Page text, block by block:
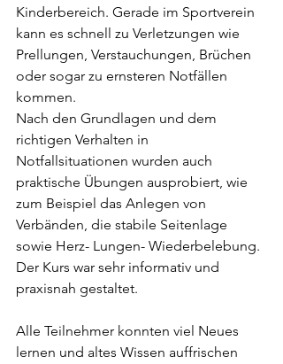
Kinderbereich. Gerade im Sportverein
kann es schnell zu Verletzungen wie
Prellungen, Verstauchungen, Brüchen
oder sogar zu ernsteren Notfällen
kommen.
Nach den Grundlagen und dem
richtigen Verhalten in
Notfallsituationen wurden auch
praktische Übungen ausprobiert, wie
zum Beispiel das Anlegen von
Verbänden, die stabile Seitenlage
sowie Herz- Lungen- Wiederbelebung.
Der Kurs war sehr informativ und
praxisnah gestaltet.
Alle Teilnehmer konnten viel Neues
lernen und altes Wissen auffrischen